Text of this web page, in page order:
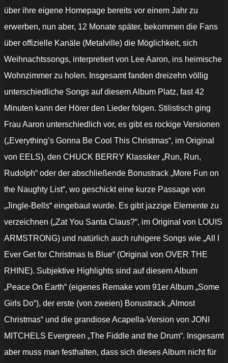
über ihre eigene Homepage bereits vor einem Jahr zu
erwerben, nun aber, 12 Monate später, bekommen die Fans
über offizielle Kanäle (Metalville) die Möglichkeit, sich
Weihnachtssongs, interpretiert von Lee Aaron, ins heimische
Wohnzimmer zu holen. Insgesamt fanden dreizehn völlig
unterschiedliche Songs auf diesem Album Platz, fast 42
Minuten kann der Hörer den Lieder folgen. Stilistisch ging
Frau Aaron unterschiedlich vor, es gibt es rockige Versionen
(„Everything’s Gonna Be Cool This Christmas“, im Original
von EELS), den CHUCK BERRY Klassiker „Run, Run,
Rudolph“ oder der abschließende Bonustrack „More Fun on
the Naughty List“, wo geschickt eine kurze Passage von
„Jingle-Bells“ eingebaut wurde. Es gibt jazzige Elemente zu
verzeichnen („Zat You Santa Claus?“, im Original von LOUIS
ARMSTRONG) und natürlich auch ruhigere Songs wie „All I
Ever Get for Christmas Is Blue“ (Original von OVER THE
RHINE). Subjektive Highlights sind auf diesem Album
„Peace On Earth“ (eigenes Remake vom 91er Album „Some
Girls Do“), der erste (von zweien) Bonustrack „Almost
Christmas“ und die grandiose Acapella-Version von JONI
MITCHELS Evergreen „The Fiddle and the Drum“. Insgesamt
aber muss man festhalten, dass sich dieses Album nicht für